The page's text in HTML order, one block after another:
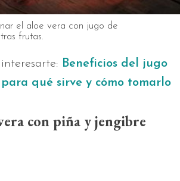
el aloe vera con jugo de
frutas.
Beneficios del jugo
qué sirve y cómo tomarlo
con piña y jengibre